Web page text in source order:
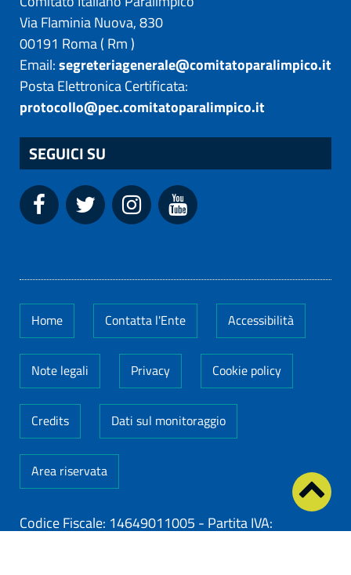
Via Flaminia Nuova, 830
00191 Roma( Rm)
Email:segreteriagenerale@comitatoparalimpico.it
Posta Elettronica Certificata:
protocollo@pec.comitatoparalimpico.it
SEGUICI SU
Home Contatta l'Ente Accessibilità
Note legali Privacy Cookie policy
Credits Dati sul monitoraggio
Area riservata
Codice Fiscale: 14649011005 - Partita IVA: